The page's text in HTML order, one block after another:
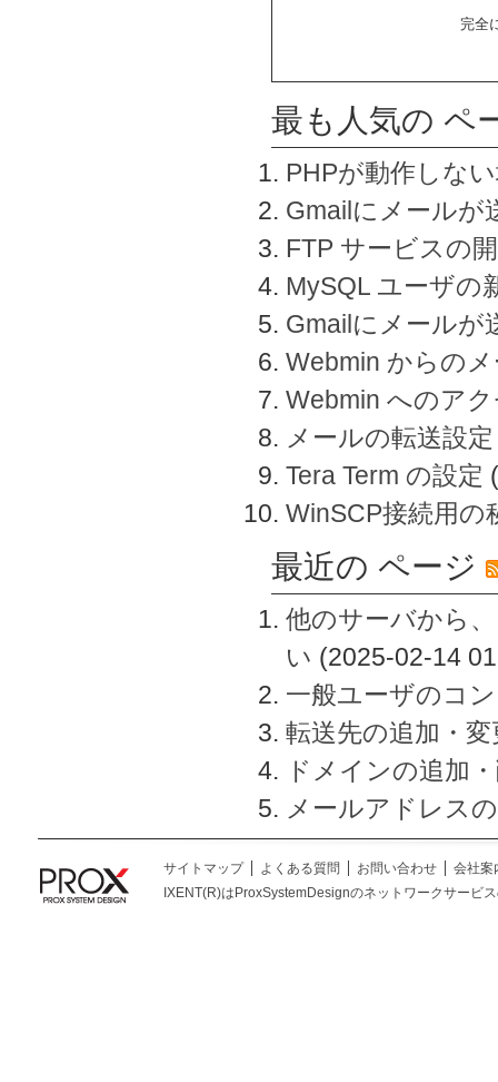
完全
最も人気の ペ
PHPが動作しな
Gmailにメールが
FTP サービスの
MySQL ユーザの
Gmailにメールが
Webmin からの
Webmin へのア
メールの転送設定
Tera Term の設定
WinSCP接続用の
最近の ページ
他のサーバから
い (2025-02-14
一般ユーザのコ
転送先の追加・
ドメインの追加
メールアドレス
サイトマップ よくある質問 お問い合わせ
会社案
IXENT(R)はProxSystemDesignのネットワークサービ